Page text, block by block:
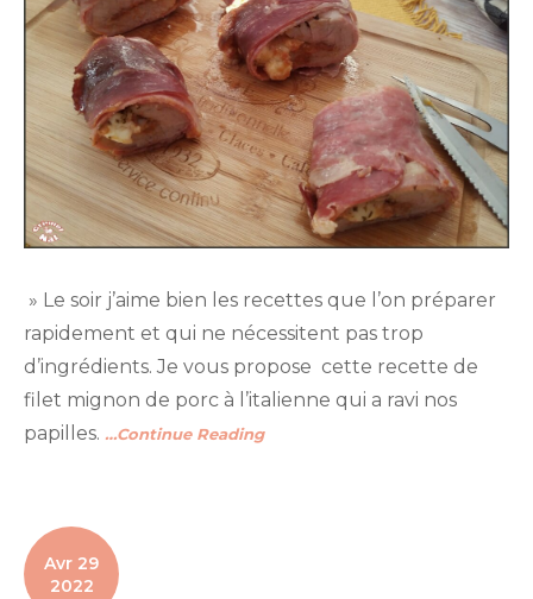
» Le soir j’aime bien les recettes que l’on préparer
rapidement et qui ne nécessitent pas trop
d’ingrédients. Je vous propose cette recette de
filet mignon de porc à l’italienne qui a ravi nos
papilles. …Continue Reading
Avr 29
2022